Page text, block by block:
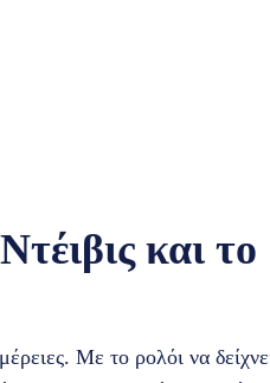
και το
Με το ρολόι να